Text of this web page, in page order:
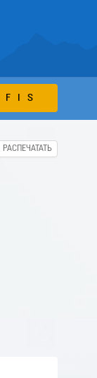
FIS
РАСПЕЧАТАТЬ